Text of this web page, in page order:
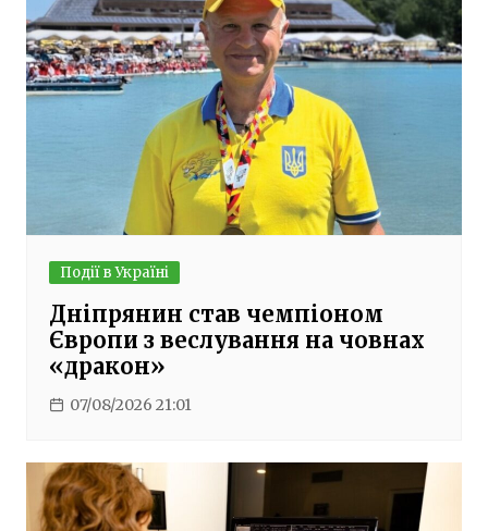
Події в Україні
Дніпрянин став чемпіоном
Європи з веслування на човнах
«дракон»
07/08/2026 21:01